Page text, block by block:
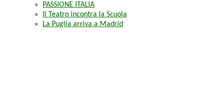
PASSIONE ITALIA
Il Teatro incontra la Scuola
La Puglia arriva a Madrid